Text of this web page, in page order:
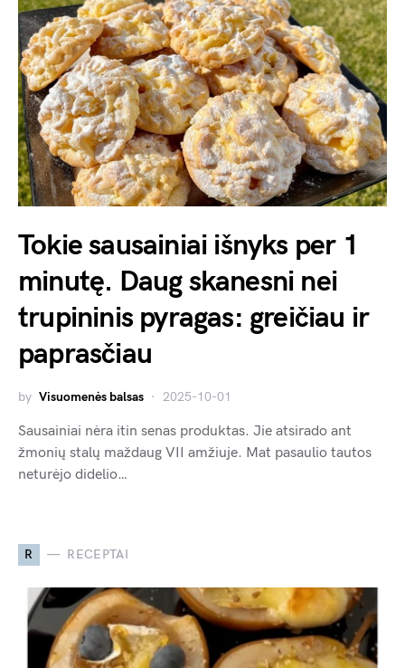
Tokie sausainiai išnyks per 1
minutę. Daug skanesni nei
trupininis pyragas: greičiau ir
paprasčiau
by Visuomenės balsas 2025-10-01
Sausainiai nėra itin senas produktas. Jie atsirado ant
žmonių stalų maždaug VII amžiuje. Mat pasaulio tautos
neturėjo didelio…
R RECEPTAI